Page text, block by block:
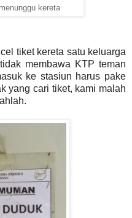
kereta
tiket kereta satu keluarga
membawa KTP teman
ke stasiun harus pake
yang cari tiket, kami malah